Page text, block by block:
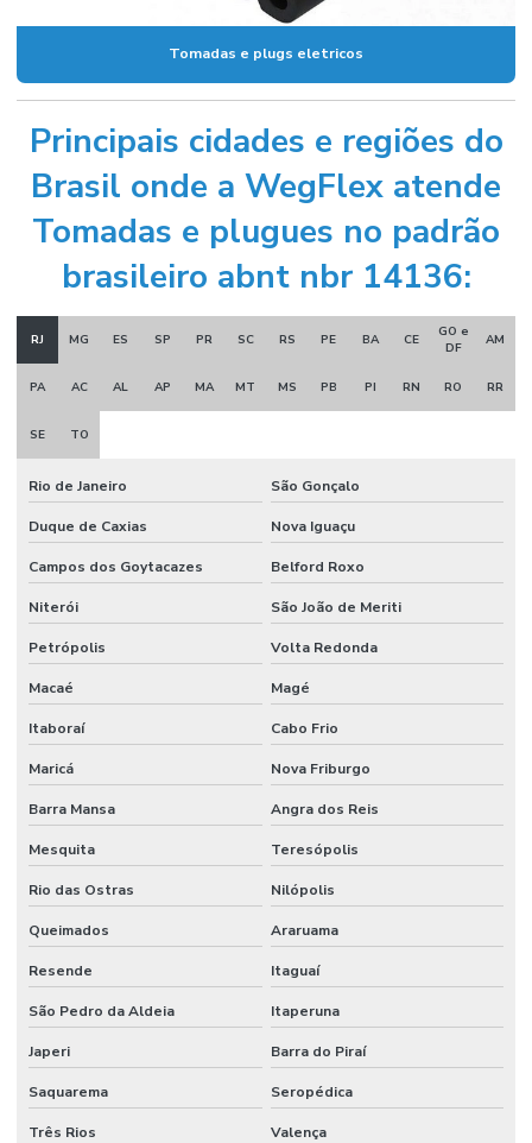
Tomadas e plugs eletricos
Principais cidades e regiões do
Brasil onde a WegFlex atende
Tomadas e plugues no padrão
brasileiro abnt nbr 14136:
RJ MG ES SP PR SC RS PE BA CE
GO e
DF
AM
PA AC AL AP MA MT MS PB PI RN RO RR
SE TO
Rio de Janeiro São Gonçalo
Duque de Caxias Nova Iguaçu
Campos dos Goytacazes Belford Roxo
Niterói São João de Meriti
Petrópolis Volta Redonda
Macaé Magé
Itaboraí Cabo Frio
Maricá Nova Friburgo
Barra Mansa Angra dos Reis
Mesquita Teresópolis
Rio das Ostras Nilópolis
Queimados Araruama
Resende Itaguaí
São Pedro da Aldeia Itaperuna
Japeri Barra do Piraí
Saquarema Seropédica
Três Rios Valença